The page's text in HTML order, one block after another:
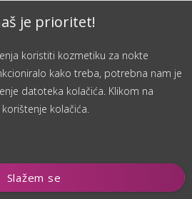
je prioritet!
koristiti kozmetiku za nokte
kako treba, potrebna nam je
datoteka kolačića. Klikom na
kolačića.
Slažem se
u košaricu